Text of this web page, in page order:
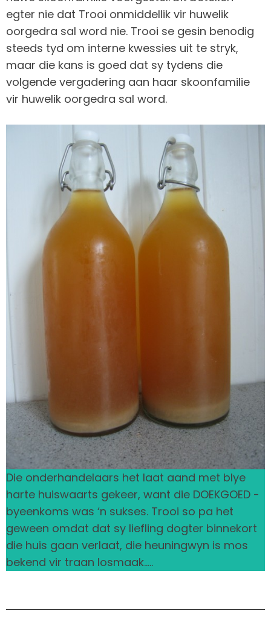
egter nie dat Trooi onmiddellik vir huwelik
oorgedra sal word nie. Trooi se gesin benodig
steeds tyd om interne kwessies uit te stryk,
maar die kans is goed dat sy tydens die
volgende vergadering aan haar skoonfamilie
vir huwelik oorgedra sal word.
Die onderhandelaars het laat aand met blye
harte huiswaarts gekeer, want die DOEKGOED -
byeenkoms was ‘n sukses. Trooi so pa het
geween omdat dat sy liefling dogter binnekort
die huis gaan verlaat, die heuningwyn is mos
bekend vir traan losmaak…..